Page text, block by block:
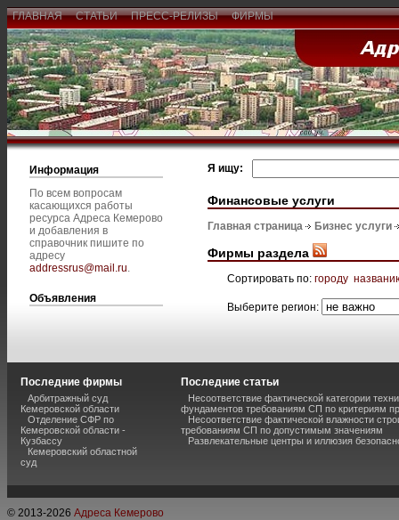
ГЛАВНАЯ СТАТЬИ ПРЕСС-РЕЛИЗЫ ФИРМЫ
Информация
По всем вопросам
касающихся работы
ресурса Адреса Кемерово
и добавления в
справочник пишите по
адресу
addressrus@mail.ru.
Объявления
Я ищу:
Финансовые услуги
Главная страница Бизнес услуги
Фирмы раздела
Сортировать по: городу
Выберите регион:
Последние фирмы
Арбитражный суд
Кемеровской области
Отделение СФР по
Кемеровской области -
Кузбассу
Кемеровский областной
суд
Последние статьи
Несоответствие фактической категории
фундаментов требованиям СП по критериям
Несоответствие фактической влажности
требованиям СП по допустимым значениям
Развлекательные центры и иллюзия
© 2013-2026 Адреса Кемерово